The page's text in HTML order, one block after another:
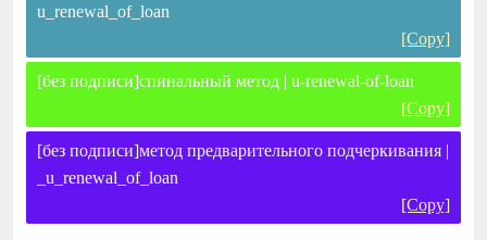
u_renewal_of_loan
[Copy]
[без подписи]спинальный метод | u-renewal-of-loan
[Copy]
[без подписи]метод предварительного подчеркивания |
_u_renewal_of_loan
[Copy]